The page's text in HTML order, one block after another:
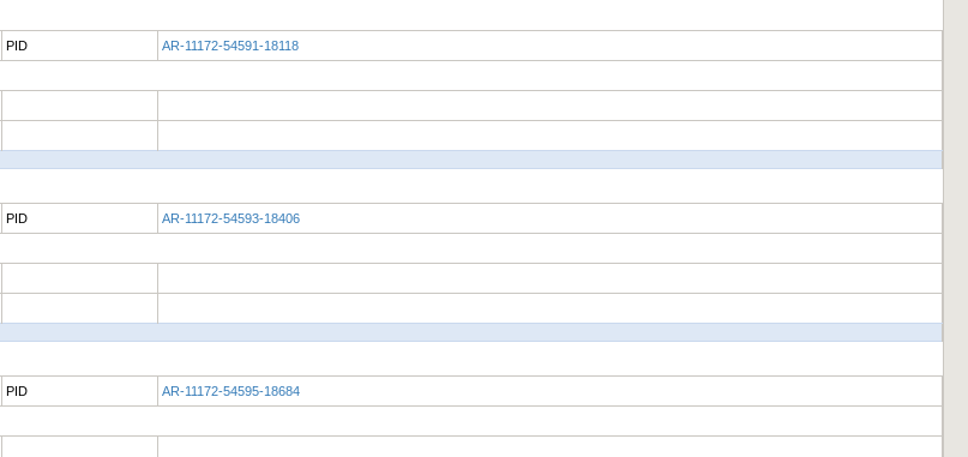
PID AR-11172-54591-18118
PID AR-11172-54593-18406
PID AR-11172-54595-18684